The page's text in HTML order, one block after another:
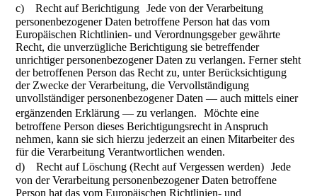
c) Recht auf Berichtigung Jede von der Verarbeitung
personenbezogener Daten betroffene Person hat das vom
Europäischen Richtlinien- und Verordnungsgeber gewährte
Recht, die unverzügliche Berichtigung sie betreffender
unrichtiger personenbezogener Daten zu verlangen. Ferner steht
der betroffenen Person das Recht zu, unter Berücksichtigung
der Zwecke der Verarbeitung, die Vervollständigung
unvollständiger personenbezogener Daten — auch mittels einer
ergänzenden Erklärung — zu verlangen. Möchte eine
betroffene Person dieses Berichtigungsrecht in Anspruch
nehmen, kann sie sich hierzu jederzeit an einen Mitarbeiter des
für die Verarbeitung Verantwortlichen wenden.
d) Recht auf Löschung (Recht auf Vergessen werden) Jede
von der Verarbeitung personenbezogener Daten betroffene
Person hat das vom Europäischen Richtlinien- und